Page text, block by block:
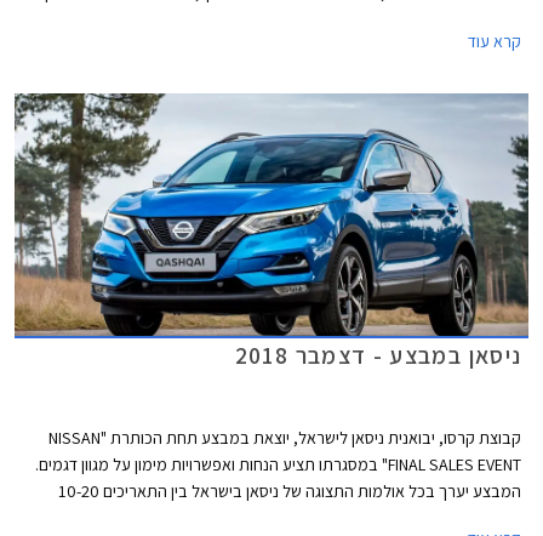
המכונית באמצעות תכנית המימון חבר ליס עם חלוקת תשלומים בדומה לעסקת
11.09.2020-30.10.2020.
קרא עוד
ניסאן במבצע - דצמבר 2018
קבוצת קרסו, יבואנית ניסאן לישראל, יוצאת במבצע תחת הכותרת "NISSAN
FINAL SALES EVENT" במסגרתו תציע הנחות ואפשרויות מימון על מגוון דגמים.
המבצע יערך בכל אולמות התצוגה של ניסאן בישראל בין התאריכים 10-20